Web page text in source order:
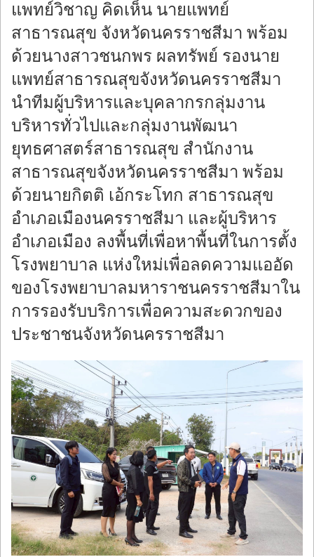
แพทย์วิชาญ คิดเห็น นายแพทย์
สาธารณสุข จังหวัดนครราชสีมา พร้อม
ด้วยนางสาวชนกพร ผลทรัพย์ รองนาย
แพทย์สาธารณสุขจังหวัดนครราชสีมา
นําทีมผู้บริหารและบุคลากรกลุ่มงาน
บริหารทั่วไปและกลุ่มงานพัฒนา
ยุทธศาสตร์สาธารณสุข สำนักงาน
สาธารณสุขจังหวัดนครราชสีมา พร้อม
ด้วยนายกิตติ เอ้กระโทก สาธารณสุข
อำเภอเมืองนครราชสีมา และผู้บริหาร
อำเภอเมือง ลงพื้นที่เพื่อหาพื้นที่ในการตั้ง
โรงพยาบาล แห่งใหม่เพื่อลดความแออัด
ของโรงพยาบาลมหาราชนครราชสีมาใน
การรองรับบริการเพื่อความสะดวกของ
ประชาชนจังหวัดนครราชสีมา